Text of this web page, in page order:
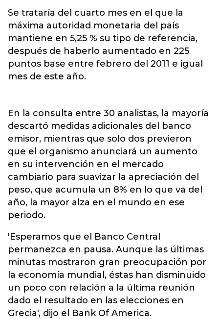
Se trataría del cuarto mes en el que la
máxima autoridad monetaria del país
mantiene en 5,25 % su tipo de referencia,
después de haberlo aumentado en 225
puntos base entre febrero del 2011 e igual
mes de este año.
En la consulta entre 30 analistas, la mayoría
descartó medidas adicionales del banco
emisor, mientras que solo dos previeron
que el organismo anunciará un aumento
en su intervención en el mercado
cambiario para suavizar la apreciación del
peso, que acumula un 8% en lo que va del
año, la mayor alza en el mundo en ese
periodo.
'Esperamos que el Banco Central
permanezca en pausa. Aunque las últimas
minutas mostraron gran preocupación por
la economía mundial, éstas han disminuido
un poco con relación a la última reunión
dado el resultado en las elecciones en
Grecia', dijo el Bank Of America.